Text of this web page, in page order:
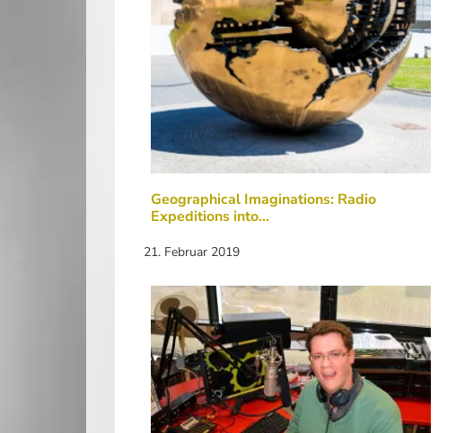
Geographical Imaginations: Radio
Expeditions into…
21. Februar 2019